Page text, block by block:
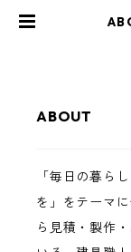
ABOUT
「毎日の暮ら
を」をテーマ
ら見積・製作